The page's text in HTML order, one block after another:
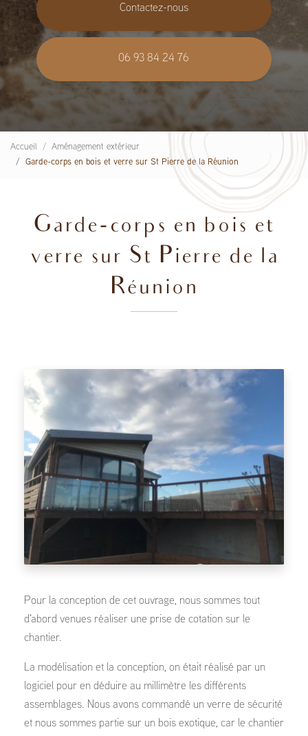
Contactez-nous
06 93 84 24 76
Accueil
Aménagement extérieur
Garde-corps en bois et verre sur St Pierre de la Réunion
Garde-corps en bois et
verre sur St Pierre de la
Réunion
Pour la conception de cet ouvrage, nous sommes tout
d'abord venues réaliser une prise de cotation sur le
chantier.
La modélisation et la conception, on était réalisé par un
logiciel pour en déduire au millimètre les différents
assemblages. Nous avons commandé un verre de sécurité
et nous sommes partie sur un bois exotique, car le chantier